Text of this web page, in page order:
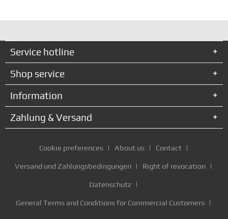
Service hotline
Shop service
Information
Zahlung & Versand
Cookie preferences About us Contact
Versand und Zahlungsbedingungen Right of revocation
Datenschutz
General Terms and Conditions for Commercial Customers